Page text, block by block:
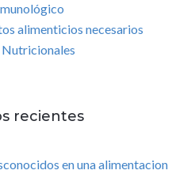
alimenticios necesarios
Nutricionales
recientes
en una alimentacion